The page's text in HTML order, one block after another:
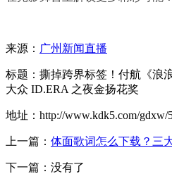
来源： 广州新闻直播
标题：撕掉跨界标签！付航《浪
大众 ID.ERA 之夜金扬花奖
地址：http://www.kdk5.com/gdxw/
上一篇： 体面歌词怎么下载？三
下一篇：没有了